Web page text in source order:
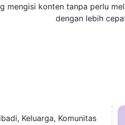
konten tanpa perlu
dengan lebih
Keluarga, Komunitas